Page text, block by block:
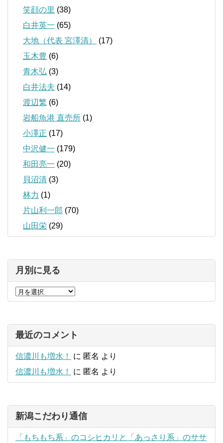
笑顔の里 (38)
白井英一 (65)
大地（代表 宮澤清）
(17)
玉木豊 (6)
青木弘 (3)
白井法夫 (14)
渡辺繁 (6)
岩船魚港 直売所 (1)
小澤正 (17)
中沢健一 (179)
和田亮一 (20)
貝沼清 (3)
林力 (1)
片山利一郎 (70)
山田栄 (29)
月別に見る
最近のコメント
信濃川も増水！ に 匿名 より
信濃川も増水！
に 匿名 より
新潟こだわり通信
「もちもち系」のコシヒカリと「あっさり系」のササ